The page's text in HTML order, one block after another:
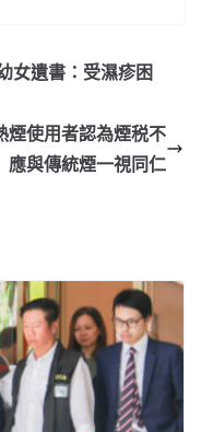
女遺書：受濕疹困
煙使用者認為煙税不
應與傳統煙一視同仁